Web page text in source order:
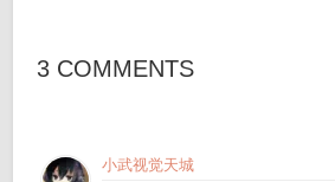
3 COMMENTS
小武视觉天城